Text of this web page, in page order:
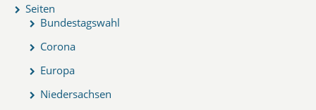
Seiten
Bundestagswahl
Corona
Europa
Niedersachsen